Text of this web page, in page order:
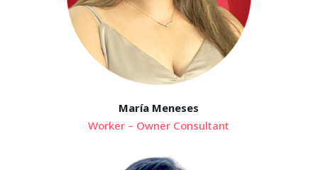
María Meneses
Worker – Owner Consultant